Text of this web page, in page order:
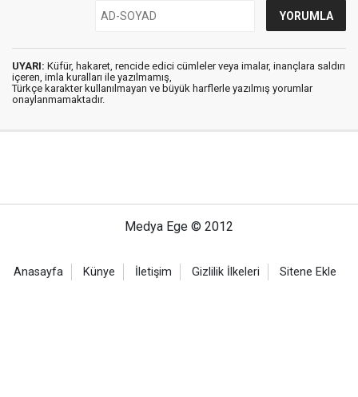
UYARI: Küfür, hakaret, rencide edici cümleler veya imalar, inançlara saldırı
içeren, imla kuralları ile yazılmamış,
Türkçe karakter kullanılmayan ve büyük harflerle yazılmış yorumlar
onaylanmamaktadır.
Medya Ege © 2012
Anasayfa Künye İletişim Gizlilik İlkeleri Sitene Ekle